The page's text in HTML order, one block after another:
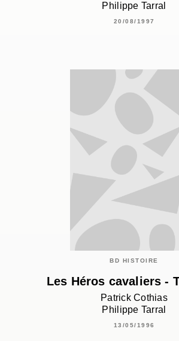
Philippe Tarral
20/08/1997
BD HISTOIRE
Les Héros cavaliers -
Patrick Cothias
Philippe Tarral
13/05/1996